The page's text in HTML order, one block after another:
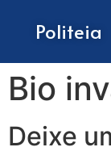
Politeia
Bio
Deixe